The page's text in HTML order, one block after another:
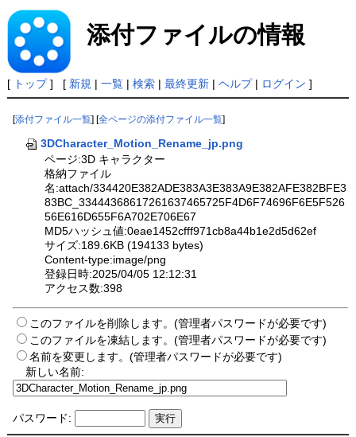
添付ファイルの情報
[ トップ] [ 新規 | 一覧| 検索| 最終更新| ヘルプ| ログイン ]
[添付ファイル一覧] [全ページの添付ファイル一覧]
3DCharacter_Motion_Rename_jp.png
ページ:3D キャラクター
格納ファイル
名:attach/334420E382ADE383A3E383A9E382AFE382BFE3
83BC_33444368617261637465725F4D6F74696F6E5F526
56E616D655F6A702E706E67
MD5ハッシュ値:0eae1452cfff971cb8a44b1e2d5d62ef
サイズ:189.6KB (194133 bytes)
Content-type:image/png
登録日時:2025/04/05 12:12:31
アクセス数:398
このファイルを削除します。(管理者パスワードが必要です)
このファイルを凍結します。(管理者パスワードが必要です)
名前を変更します。(管理者パスワードが必要です)
新しい名前:
パスワード: